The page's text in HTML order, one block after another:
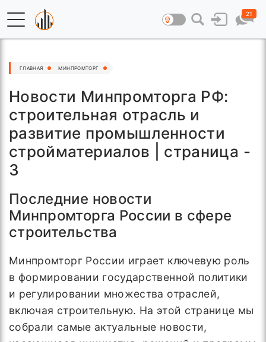
21
ГЛАВНАЯ МИНПРОМТОРГ
Новости Минпромторга РФ:
строительная отрасль и
развитие промышленности
стройматериалов | страница -
3
Последние новости
Минпромторга России в сфере
строительства
Минпромторг России играет ключевую роль
в формировании государственной политики
и регулировании множества отраслей,
включая строительную. На этой странице мы
собрали самые актуальные новости,